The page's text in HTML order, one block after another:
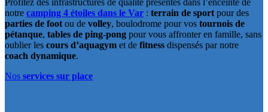
Profitez des infrastructures de qualité présentes dans l’enceinte de
notre camping 4 étoiles dans le Var : terrain de sportpour des
parties de footou de volley, boulodrome pour vos tournois de
pétanque, tables de ping-pong pour vous affronter en famille, sans
oublier les cours d’aquagym et de fitness dispensés par notre
coach dynamique.
Nos services sur place